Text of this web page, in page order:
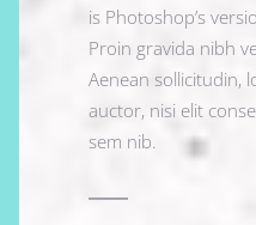
is Photoshop’s
Proin gravida nibh
Aenean sollicitudin,
auctor, nisi elit
sem nib.